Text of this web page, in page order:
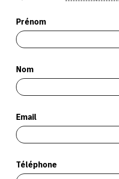
ABONNEMENTS
CRÉER SON
Prénom
Nom
Email
Téléphone